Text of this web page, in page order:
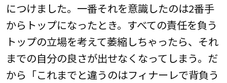
につけました。一番それを意識したのは2番手
からトップになったとき。すべての責任を負う
トップの立場を考えて萎縮しちゃったら、それ
までの自分の良さが出せなくなってしまう。だ
から「これまでと違うのはフィナーレで背負う